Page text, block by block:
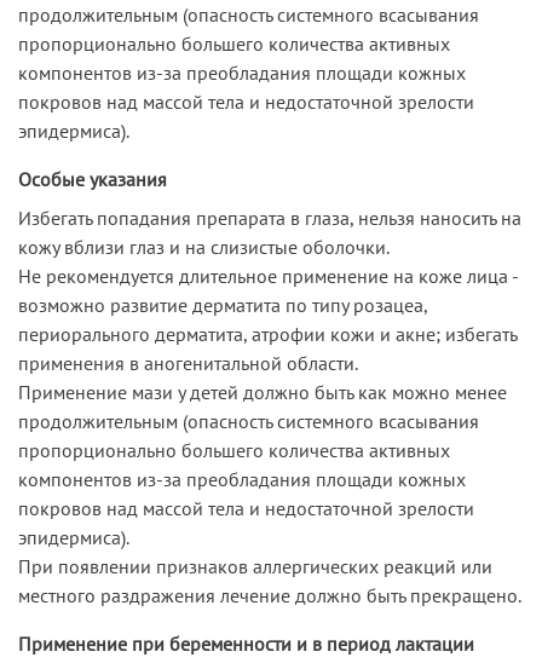
продолжительным (опасность системного всасывания
пропорционально большего количества активных
компонентов из-за преобладания площади кожных
покровов над массой тела и недостаточной зрелости
эпидермиса).
Особые указания
Избегать попадания препарата в глаза, нельзя наносить на
кожу вблизи глаз и на слизистые оболочки.
Не рекомендуется длительное применение на коже лица -
возможно развитие дерматита по типу розацеа,
периорального дерматита, атрофии кожи и акне; избегать
применения в аногенитальной области.
Применение мази у детей должно быть как можно менее
продолжительным (опасность системного всасывания
пропорционально большего количества активных
компонентов из-за преобладания площади кожных
покровов над массой тела и недостаточной зрелости
эпидермиса).
При появлении признаков аллергических реакций или
местного раздражения лечение должно быть прекращено.
Применение при беременности и в период лактации